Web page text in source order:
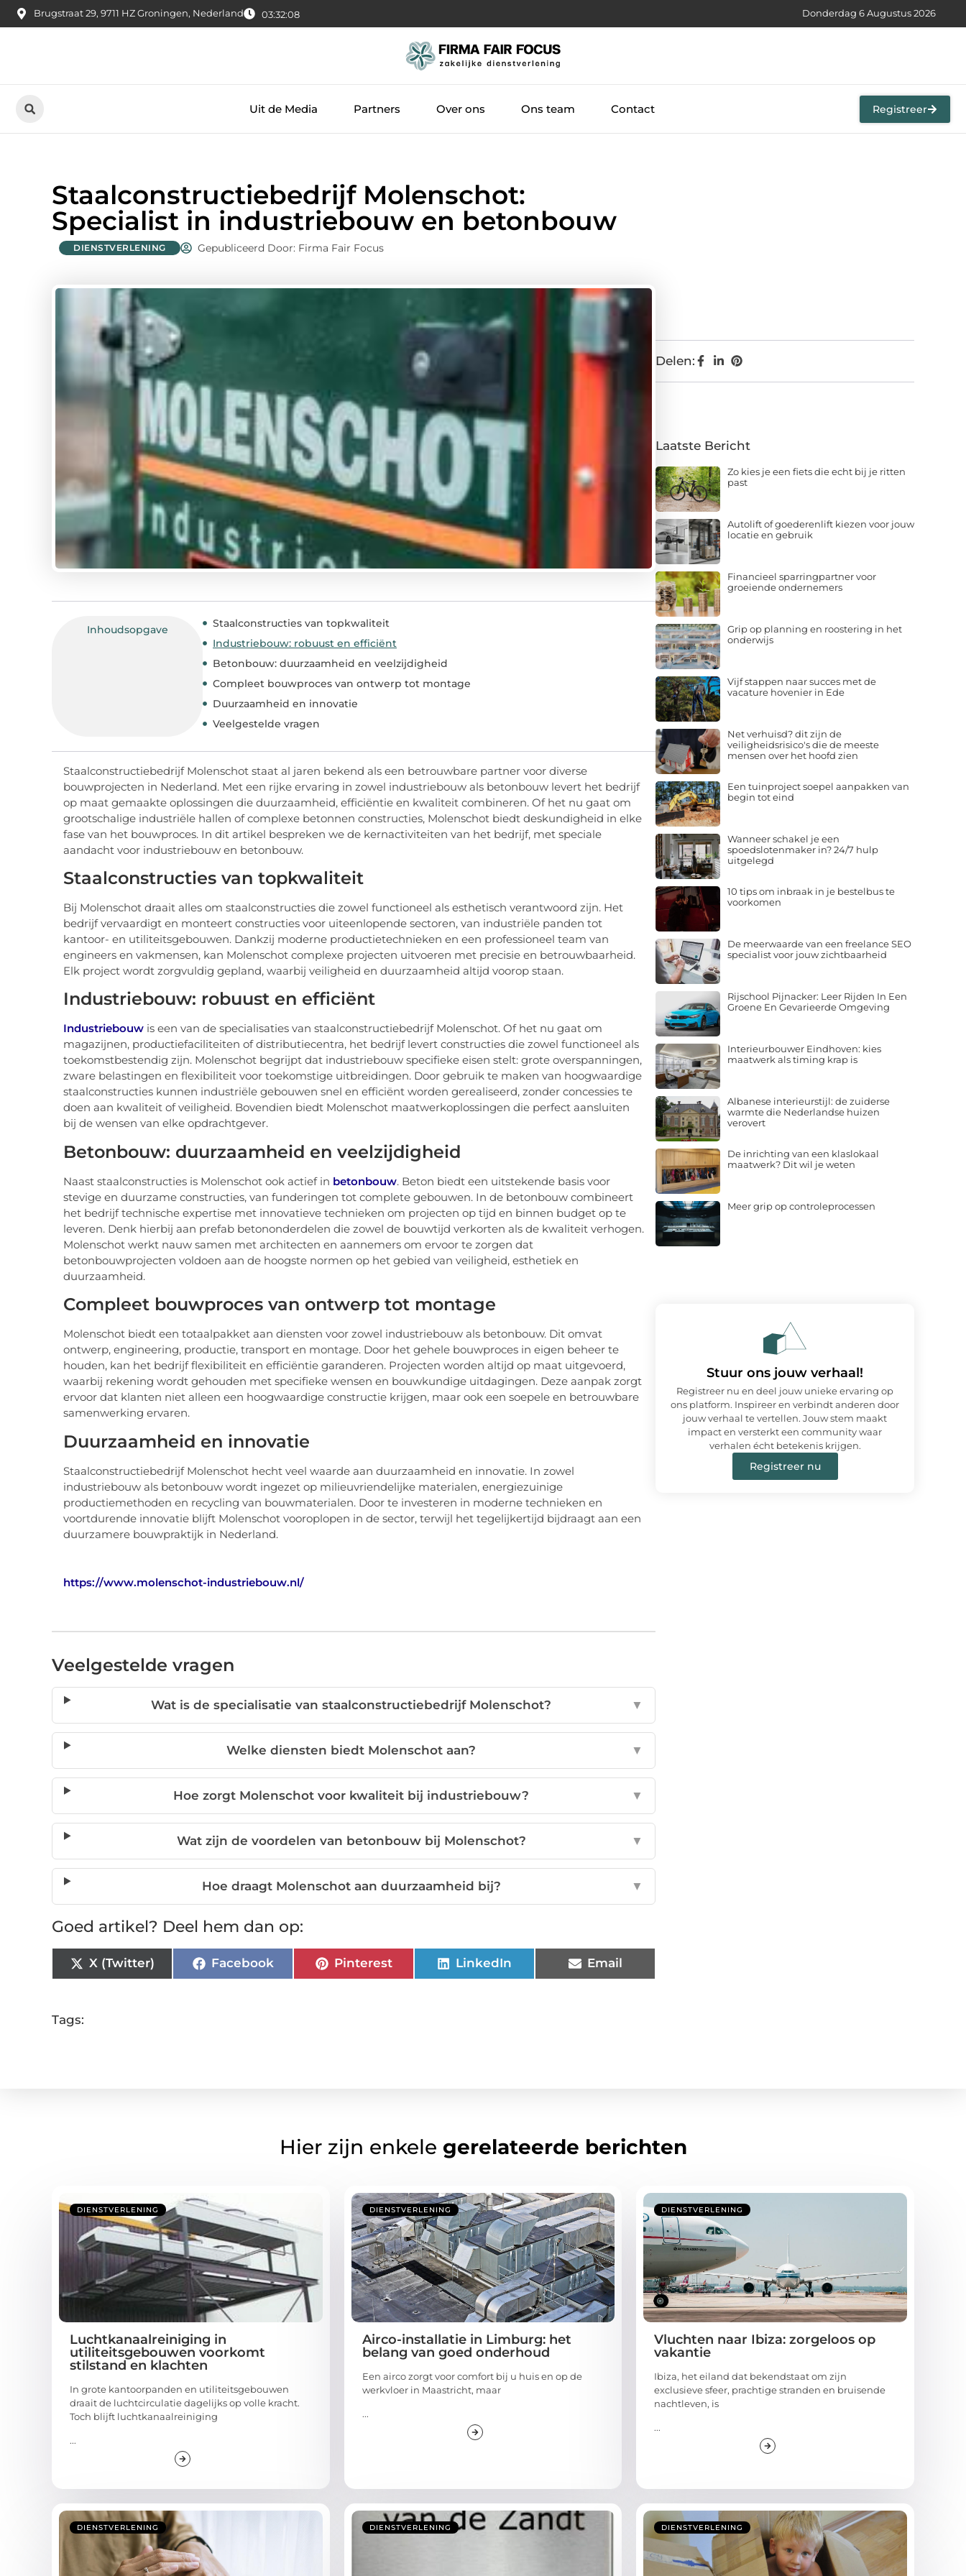
Brugstraat 29, 9711 HZ Groningen, Nederland 03:32:09 Donderdag 6 Augustus 2026
Uit de Media Partners Over ons Ons team Contact Registreer
Staalconstructiebedrijf Molenschot:
Specialist in industriebouw en betonbouw
DIENSTVERLENING Gepubliceerd Door: Firma Fair Focus
Inhoudsopgave
Staalconstructies van topkwaliteit
Industriebouw: robuust en efficiënt
Betonbouw: duurzaamheid en veelzijdigheid
Compleet bouwproces van ontwerp tot montage
Duurzaamheid en innovatie
Veelgestelde vragen
Staalconstructiebedrijf Molenschot staat al jaren bekend als een betrouwbare partner voor diverse
bouwprojecten in Nederland. Met een rijke ervaring in zowel industriebouw als betonbouw levert het bedrijf
op maat gemaakte oplossingen die duurzaamheid, efficiëntie en kwaliteit combineren. Of het nu gaat om
grootschalige industriële hallen of complexe betonnen constructies, Molenschot biedt deskundigheid in elke
fase van het bouwproces. In dit artikel bespreken we de kernactiviteiten van het bedrijf, met speciale
aandacht voor industriebouw en betonbouw.
Staalconstructies van topkwaliteit
Bij Molenschot draait alles om staalconstructies die zowel functioneel als esthetisch verantwoord zijn. Het
bedrijf vervaardigt en monteert constructies voor uiteenlopende sectoren, van industriële panden tot
kantoor- en utiliteitsgebouwen. Dankzij moderne productietechnieken en een professioneel team van
engineers en vakmensen, kan Molenschot complexe projecten uitvoeren met precisie en betrouwbaarheid.
Elk project wordt zorgvuldig gepland, waarbij veiligheid en duurzaamheid altijd voorop staan.
Industriebouw: robuust en efficiënt
Industriebouw is een van de specialisaties van staalconstructiebedrijf Molenschot. Of het nu gaat om
magazijnen, productiefaciliteiten of distributiecentra, het bedrijf levert constructies die zowel functioneel als
toekomstbestendig zijn. Molenschot begrijpt dat industriebouw specifieke eisen stelt: grote overspanningen,
zware belastingen en flexibiliteit voor toekomstige uitbreidingen. Door gebruik te maken van hoogwaardige
staalconstructies kunnen industriële gebouwen snel en efficiënt worden gerealiseerd, zonder concessies te
doen aan kwaliteit of veiligheid. Bovendien biedt Molenschot maatwerkoplossingen die perfect aansluiten
bij de wensen van elke opdrachtgever.
Betonbouw: duurzaamheid en veelzijdigheid
Naast staalconstructies is Molenschot ook actief in betonbouw. Beton biedt een uitstekende basis voor
stevige en duurzame constructies, van funderingen tot complete gebouwen. In de betonbouw combineert
het bedrijf technische expertise met innovatieve technieken om projecten op tijd en binnen budget op te
leveren. Denk hierbij aan prefab betononderdelen die zowel de bouwtijd verkorten als de kwaliteit verhogen.
Molenschot werkt nauw samen met architecten en aannemers om ervoor te zorgen dat
betonbouwprojecten voldoen aan de hoogste normen op het gebied van veiligheid, esthetiek en
duurzaamheid.
Compleet bouwproces van ontwerp tot montage
Molenschot biedt een totaalpakket aan diensten voor zowel industriebouw als betonbouw. Dit omvat
ontwerp, engineering, productie, transport en montage. Door het gehele bouwproces in eigen beheer te
houden, kan het bedrijf flexibiliteit en efficiëntie garanderen. Projecten worden altijd op maat uitgevoerd,
waarbij rekening wordt gehouden met specifieke wensen en bouwkundige uitdagingen. Deze aanpak zorgt
ervoor dat klanten niet alleen een hoogwaardige constructie krijgen, maar ook een soepele en betrouwbare
samenwerking ervaren.
Duurzaamheid en innovatie
Staalconstructiebedrijf Molenschot hecht veel waarde aan duurzaamheid en innovatie. In zowel
industriebouw als betonbouw wordt ingezet op milieuvriendelijke materialen, energiezuinige
productiemethoden en recycling van bouwmaterialen. Door te investeren in moderne technieken en
voortdurende innovatie blijft Molenschot vooroplopen in de sector, terwijl het tegelijkertijd bijdraagt aan een
duurzamere bouwpraktijk in Nederland.
https://www.molenschot-industriebouw.nl/
Veelgestelde vragen
Wat is de specialisatie van staalconstructiebedrijf Molenschot? ▼
Welke diensten biedt Molenschot aan? ▼
Hoe zorgt Molenschot voor kwaliteit bij industriebouw? ▼
Wat zijn de voordelen van betonbouw bij Molenschot? ▼
Hoe draagt Molenschot aan duurzaamheid bij? ▼
Goed artikel? Deel hem dan op:
X (Twitter) Facebook Pinterest LinkedIn Email
Tags:
Delen:
Laatste Bericht
Zo kies je een fiets die echt bij je ritten
past
Autolift of goederenlift kiezen voor jouw
locatie en gebruik
Financieel sparringpartner voor
groeiende ondernemers
Grip op planning en roostering in het
onderwijs
Vijf stappen naar succes met de
vacature hovenier in Ede
Net verhuisd? dit zijn de
veiligheidsrisico's die de meeste
mensen over het hoofd zien
Een tuinproject soepel aanpakken van
begin tot eind
Wanneer schakel je een
spoedslotenmaker in? 24/7 hulp
uitgelegd
10 tips om inbraak in je bestelbus te
voorkomen
De meerwaarde van een freelance SEO
specialist voor jouw zichtbaarheid
Rijschool Pijnacker: Leer Rijden In Een
Groene En Gevarieerde Omgeving
Interieurbouwer Eindhoven: kies
maatwerk als timing krap is
Albanese interieurstijl: de zuiderse
warmte die Nederlandse huizen
verovert
De inrichting van een klaslokaal
maatwerk? Dit wil je weten
Meer grip op controleprocessen
Stuur ons jouw verhaal!
Registreer nu en deel jouw unieke ervaring op
ons platform. Inspireer en verbindt anderen door
jouw verhaal te vertellen. Jouw stem maakt
impact en versterkt een community waar
verhalen écht betekenis krijgen.
Registreer nu
Hier zijn enkele gerelateerde berichten
DIENSTVERLENING
Luchtkanaalreiniging in
utiliteitsgebouwen voorkomt
stilstand en klachten
In grote kantoorpanden en utiliteitsgebouwen
draait de luchtcirculatie dagelijks op volle kracht.
Toch blijft luchtkanaalreiniging
...
DIENSTVERLENING
Airco-installatie in Limburg: het
belang van goed onderhoud
Een airco zorgt voor comfort bij u huis en op de
werkvloer in Maastricht, maar
...
DIENSTVERLENING
Vluchten naar Ibiza: zorgeloos op
vakantie
Ibiza, het eiland dat bekendstaat om zijn
exclusieve sfeer, prachtige stranden en bruisende
nachtleven, is
...
DIENSTVERLENING DIENSTVERLENING DIENSTVERLENING